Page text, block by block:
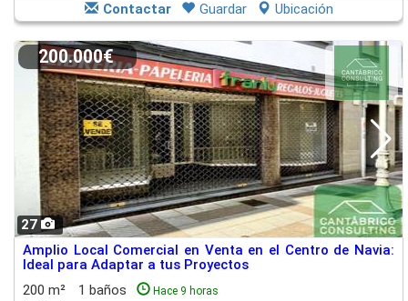
Contactar Guardar Ubicación
27
200.000€
Amplio Local Comercial en Venta en el Centro de Navia:
Ideal para Adaptar a tus Proyectos
200 m²
1 baños Hace 9 horas